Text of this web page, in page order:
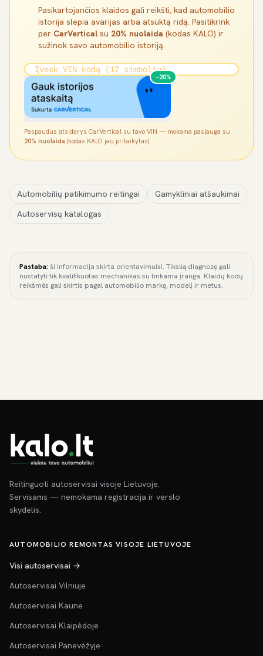
Pasikartojančios klaidos gali reikšti, kad automobilio
istorija slepia avarijas arba atsuktą ridą. Pasitikrink
per CarVertical su 20% nuolaida (kodas KALO) ir
sužinok savo automobilio istoriją.
−20%
Paspaudus atsidarys CarVertical su tavo VIN — mokama paslauga su
20% nuolaida (kodas KALO jau pritaikytas).
Automobilių patikimumo reitingai
Gamykliniai atšaukimai
Autoservisų katalogas
Pastaba:ši informacija skirta orientavimuisi. Tikslią diagnozę gali
nustatyti tik kvalifikuotas mechanikas su tinkama įranga. Klaidų kodų
reikšmės gali skirtis pagal automobilio markę, modelį ir metus.
Reitinguoti autoservisai visoje Lietuvoje.
Servisams — nemokama registracija ir verslo
skydelis.
AUTOMOBILIO REMONTAS VISOJE LIETUVOJE
Visi autoservisai →
Autoservisai Vilniuje
Autoservisai Kaune
Autoservisai Klaipėdoje
Autoservisai Panevėžyje